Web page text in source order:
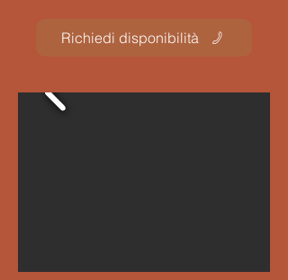
Richiedi disponibilità